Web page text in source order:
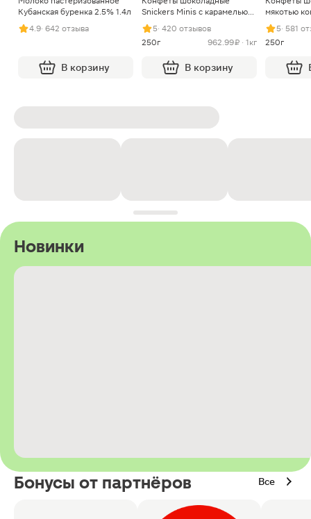
Кубанская буренка 2.5% 1.4л
4.9· 642 отзыва
В корзину
Snickers Minis с карамелью
арахисом и нугой
5· 420 отзывов
250г
962.99 ₽ · 1кг
В корзину
мякотью
5· 581
250г
Новинки
Бонусы от партнёров Все